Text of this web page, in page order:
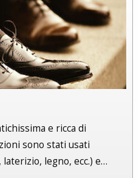
e ricca di
sono stati usati
legno, ecc.) e…